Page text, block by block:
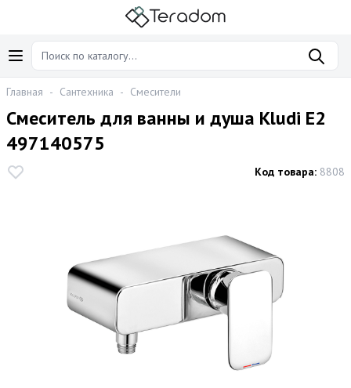
Главная - Сантехника - Смесители
Смеситель для ванны и душа Kludi E2
497140575
Код товара: 8808